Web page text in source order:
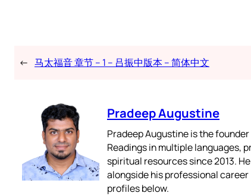
← 马太福音 章节 – 1 – 吕振中版本 – 简体中文
Pradeep Augustine
Pradeep Augustine is the
Readings in multiple languages,
spiritual resources since 2013.
alongside his professional career
profiles below.